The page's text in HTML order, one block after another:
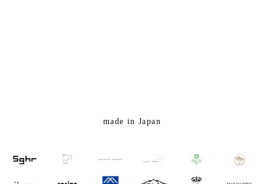
made in Japan